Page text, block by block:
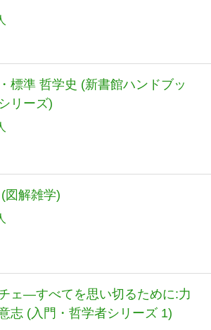
標準 哲学史 (新書館ハンドブッ
リーズ)
図解雑学)
ェ―すべてを思い切るために:力
志 (入門・哲学者シリーズ 1)